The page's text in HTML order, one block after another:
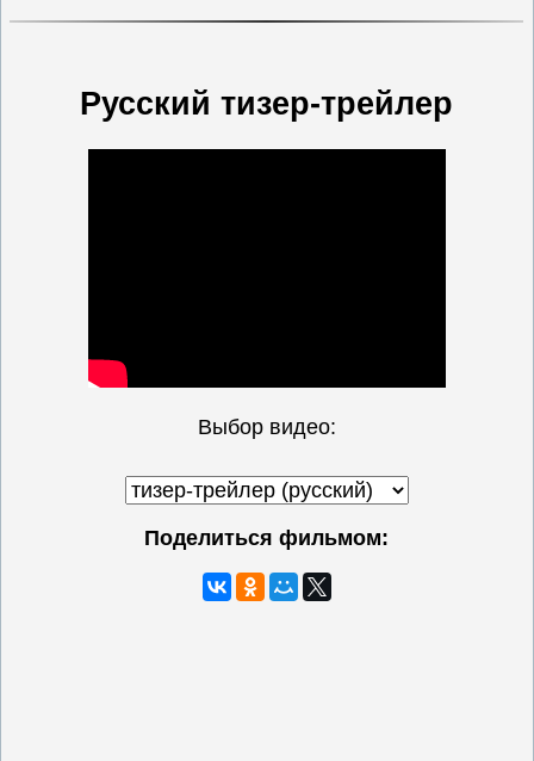
Русский тизер-трейлер
Выбор видео:
Поделиться фильмом: